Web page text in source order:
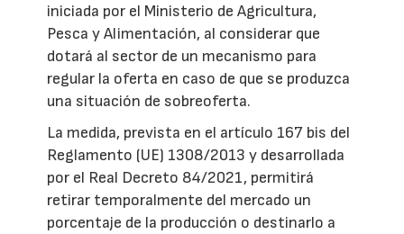
iniciada por el Ministerio de Agricultura,
Pesca y Alimentación, al considerar que
dotará al sector de un mecanismo para
regular la oferta en caso de que se produzca
una situación de sobreoferta.
La medida, prevista en el artículo 167 bis del
Reglamento (UE) 1308/2013 y desarrollada
por el Real Decreto 84/2021, permitirá
retirar temporalmente del mercado un
porcentaje de la producción o destinarlo a